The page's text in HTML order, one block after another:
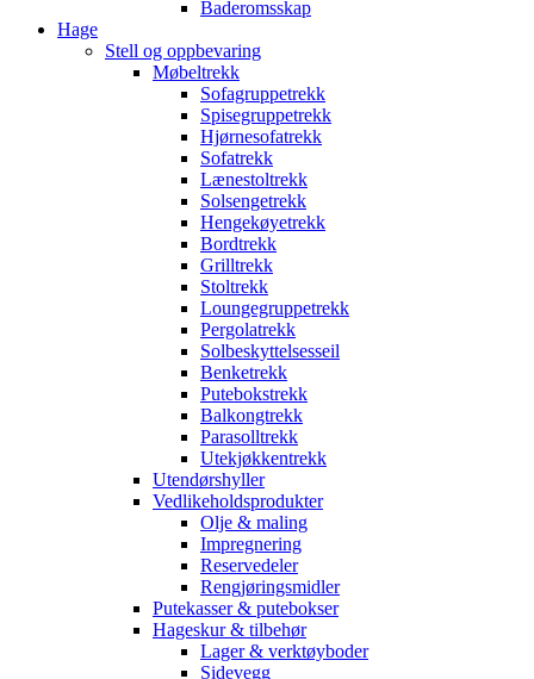
Baderomsskap
Hage
Stell og oppbevaring
Møbeltrekk
Sofagruppetrekk
Spisegruppetrekk
Hjørnesofatrekk
Sofatrekk
Lænestoltrekk
Solsengetrekk
Hengekøyetrekk
Bordtrekk
Grilltrekk
Stoltrekk
Loungegruppetrekk
Pergolatrekk
Solbeskyttelsesseil
Benketrekk
Putebokstrekk
Balkongtrekk
Parasolltrekk
Utekjøkkentrekk
Utendørshyller
Vedlikeholdsprodukter
Olje & maling
Impregnering
Reservedeler
Rengjøringsmidler
Putekasser & putebokser
Hageskur & tilbehør
Lager & verktøyboder
Sidevegg